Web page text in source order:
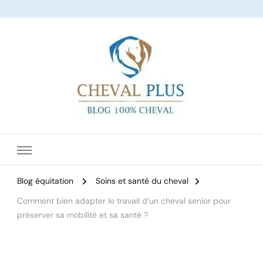
Blog équitation
Soins et santé du cheval
Comment bien adapter le travail d’un cheval senior pour
préserver sa mobilité et sa santé ?